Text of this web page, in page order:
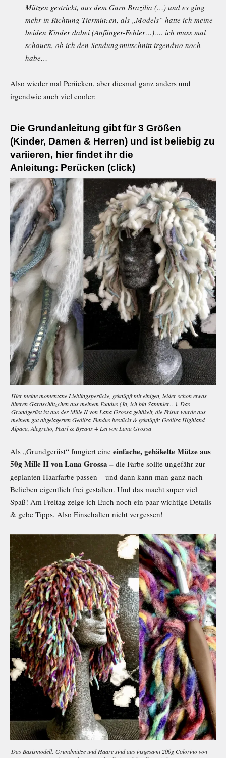
Mützen gestrickt, aus dem Garn Brazilia (…) und es ging
mehr in Richtung Tiermützen, als „Models“ hatte ich meine
beiden Kinder dabei (Anfänger-Fehler…)…. ich muss mal
schauen, ob ich den Sendungsmitschnitt irgendwo noch
habe…
Also wieder mal Perücken, aber diesmal ganz anders und
irgendwie auch viel cooler:
Die Grundanleitung gibt für 3 Größen
(Kinder, Damen & Herren) und ist beliebig zu
variieren, hier findet ihr die
Anleitung: Perücken (click)
Hier meine momentane Lieblingsperücke, geknüpft mit einigen, leider schon etwas
älteren Garnschätzchen aus meinem Fundus(Ja, ich bin Sammler…). Das
Grundgerüst ist aus der Mille II von Lana Grossa gehäkelt, die Frisur wurde aus
meinem gut abgelagerten Gedifra-Fundus bestückt & geknüpft: Gedifra Highland
Alpaca, Alegretto, Pearl & Byzanz + Lei von Lana Grossa
Als „Grundgerüst“ fungiert eine einfache, gehäkelte Mütze aus
50g Mille II von Lana Grossa – die Farbe sollte ungefähr zur
geplanten Haarfarbe passen – und dann kann man ganz nach
Belieben eigentlich frei gestalten. Und das macht super viel
Spaß! Am Freitag zeige ich Euch noch ein paar wichtige Details
& gebe Tipps. Also Einschalten nicht vergessen!
Das Basismodell: Grundmütze und Haare sind aus insgesamt 200g Colorino von